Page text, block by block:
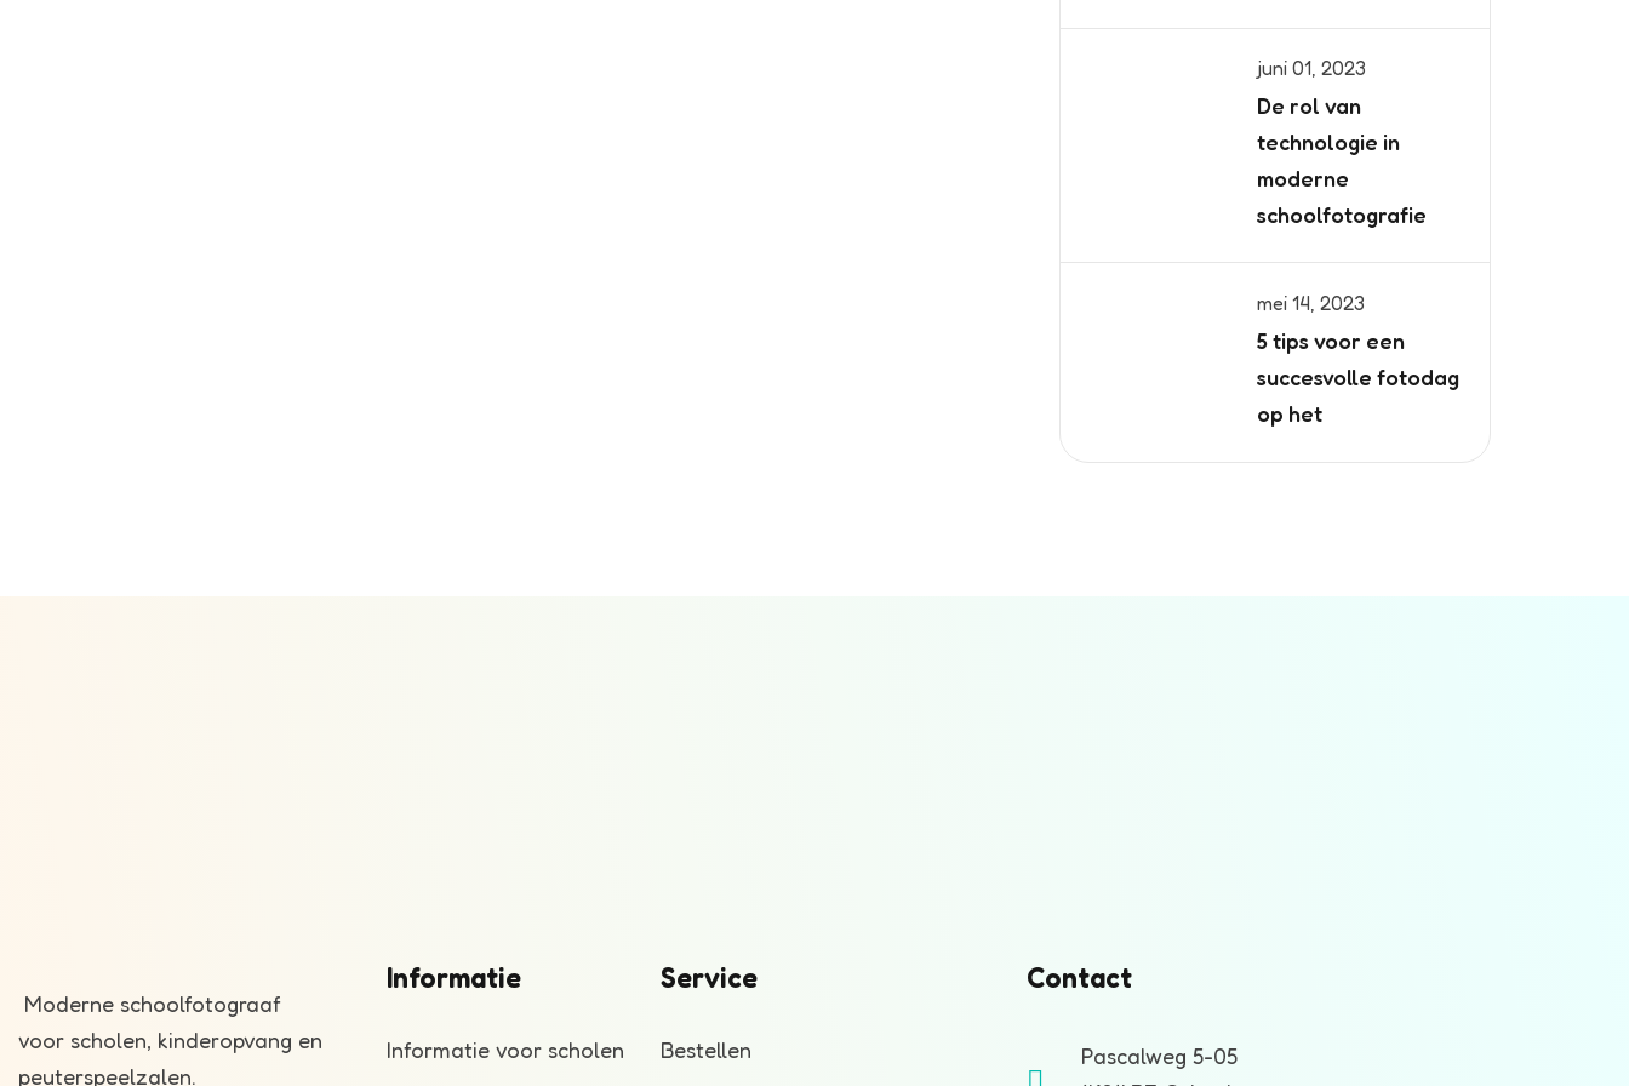
juni 01, 2023
De rol van
technologie in
moderne
schoolfotografie
mei 14, 2023
5 tips voor een
succesvolle fotodag
op het
Moderne schoolfotograaf
voor scholen, kinderopvang en
peuterspeelzalen.
Informatie
Informatie voor scholen
Service
Bestellen
Contact
Pascalweg 5-05